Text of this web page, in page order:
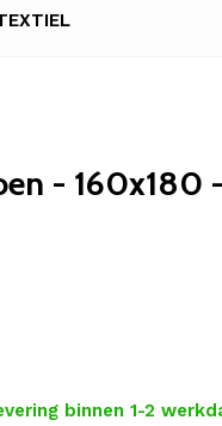
- 160x180 -
binnen 1-2